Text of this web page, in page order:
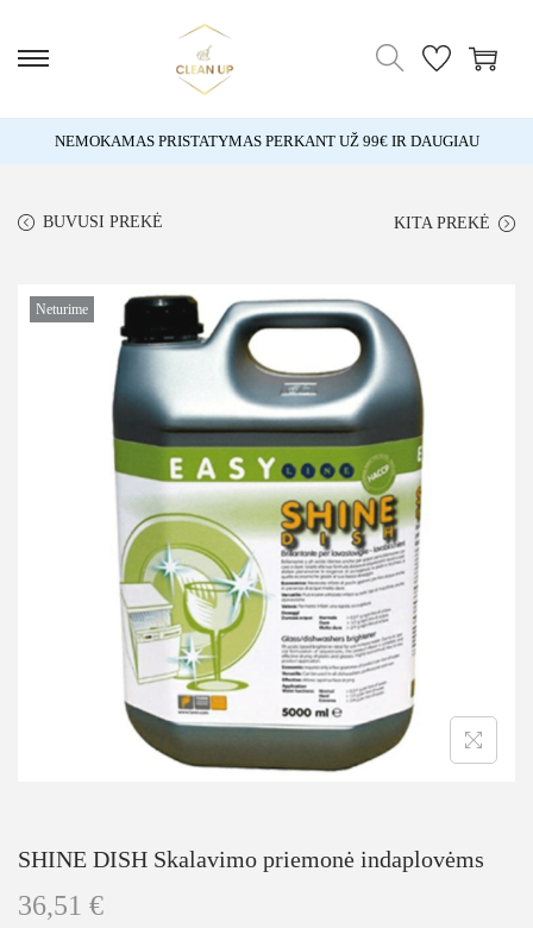
NEMOKAMAS PRISTATYMAS PERKANT UŽ 99€ IR DAUGIAU
BUVUSI PREKĖ KITA PREKĖ
Neturime
SHINE DISH Skalavimo priemonė indaplovėms
36,51 €